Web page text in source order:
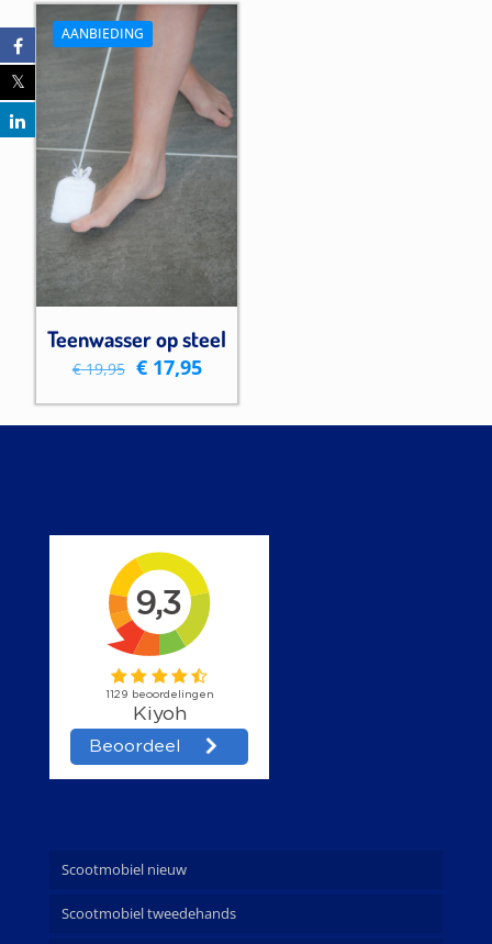
€ 49,95.€ 44,95.
AANBIEDING
Teenwasser op steel
€19,95 Oorspronkelijke
was:
€ 19,95.
€17,95Huidige
is:
€ 17,95.
Scootmobiel nieuw
Scootmobiel tweedehands